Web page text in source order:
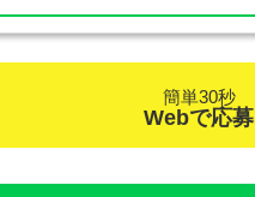
簡単30秒
Webで応募